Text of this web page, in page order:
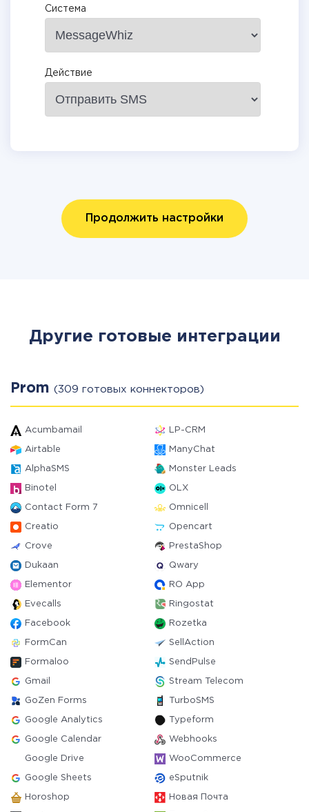
Система
Действие
Продолжить настройки
Другие готовые интеграции
Prom (309 готовых коннекторов)
Acumbamail LP-CRM
Airtable ManyChat
AlphaSMS Monster Leads
Binotel OLX
Contact Form 7 Omnicell
Creatio Opencart
Crove PrestaShop
Dukaan Qwary
Elementor RO App
Evecalls Ringostat
Facebook Rozetka
FormCan SellAction
Formaloo SendPulse
Gmail Stream Telecom
GoZen Forms TurboSMS
Google Analytics Typeform
Google Calendar Webhooks
Google Drive WooCommerce
Google Sheets eSputnik
Horoshop Новая Почта